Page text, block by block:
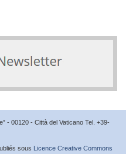
- 00120 - Città del Vaticano Tel. +39-
sous Licence Creative Commons